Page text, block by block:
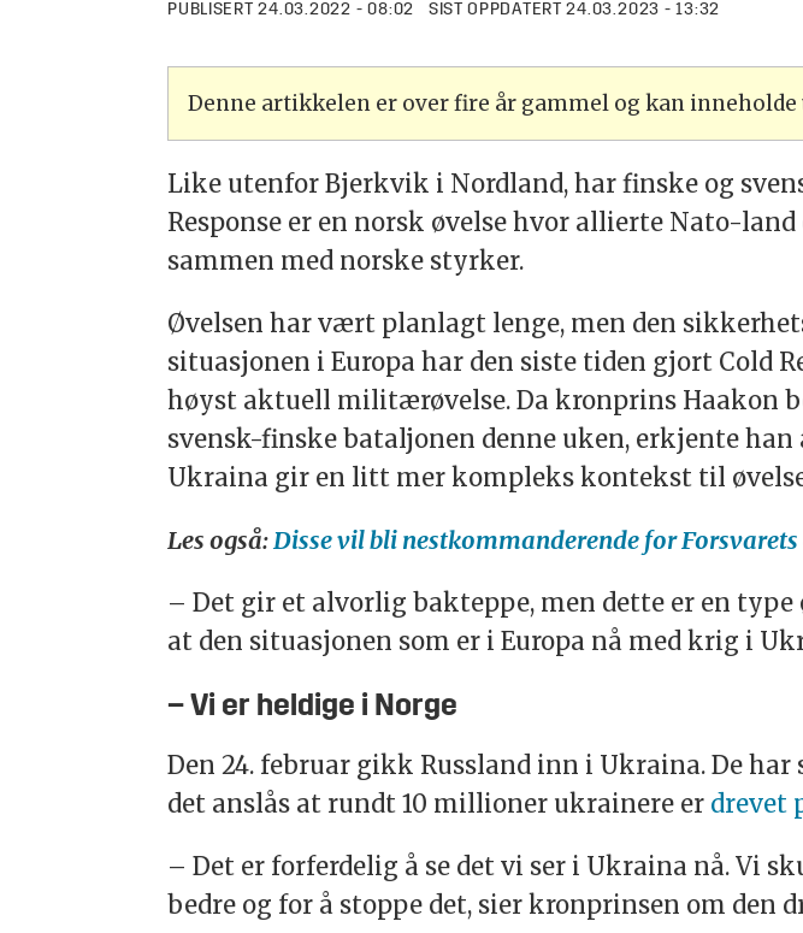
PUBLISERT 24.03.2022 - 08:02 SIST OPPDATERT 24.03.2023 - 13:32
Denne artikkelen er over fire år gammel og kan
Like utenfor Bjerkvik i Nordland, har finske og
Response er en norsk øvelse hvor allierte Nato-
sammen med norske styrker.
Øvelsen har vært planlagt lenge, men den
situasjonen i Europa har den siste tiden gjort Cold
høyst aktuell militærøvelse. Da kronprins Haakon
svensk-finske bataljonen denne uken, erkjente
Ukraina gir en litt mer kompleks kontekst til
Les også: Disse vil bli nestkommanderende for
– Det gir et alvorlig bakteppe, men dette er en
at den situasjonen som er i Europa nå med krig i
– Vi er heldige i Norge
Den 24. februar gikk Russland inn i Ukraina. De
det anslås at rundt 10 millioner ukrainere er drevet
– Det er forferdelig å se det vi ser i Ukraina nå. Vi
bedre og for å stoppe det, sier kronprinsen om den